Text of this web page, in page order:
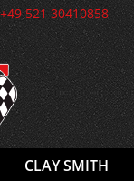
521 30410858
CLAY SMITH